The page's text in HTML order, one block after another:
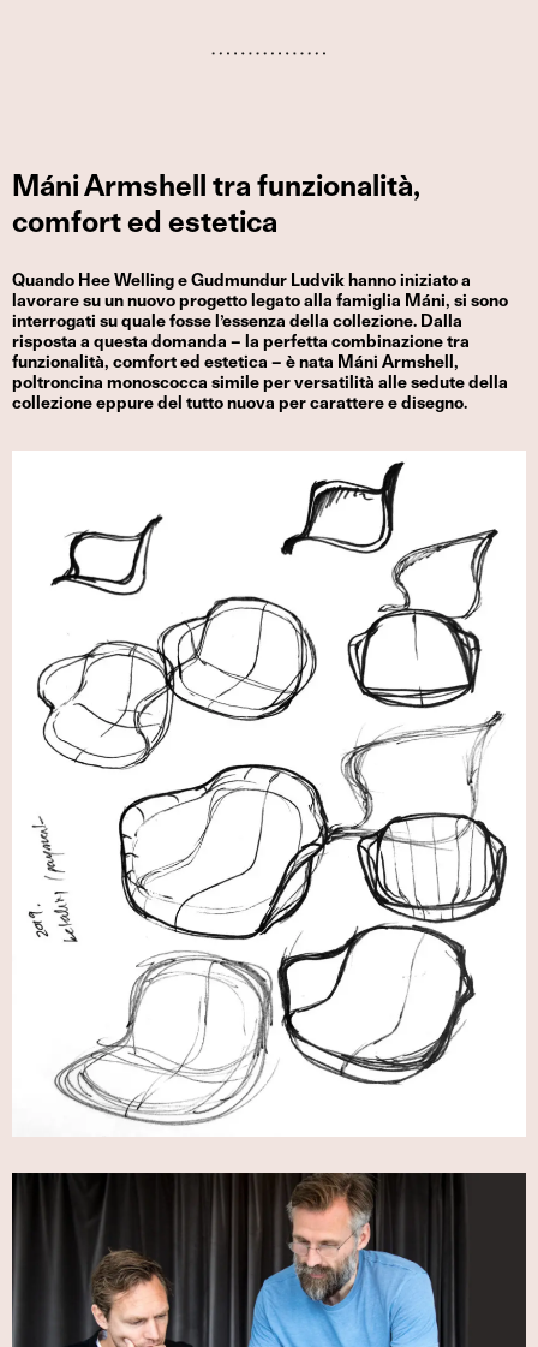
Máni Armshell tra funzionalità,
comfort ed estetica
Quando Hee Welling e Gudmundur Ludvik hanno iniziato a
lavorare su un nuovo progetto legato alla famiglia Máni, si sono
interrogati su quale fosse l’essenza della collezione. Dalla
risposta a questa domanda – la perfetta combinazione tra
funzionalità, comfort ed estetica – è nata Máni Armshell,
poltroncina monoscocca simile per versatilità alle sedute della
collezione eppure del tutto nuova per carattere e disegno.